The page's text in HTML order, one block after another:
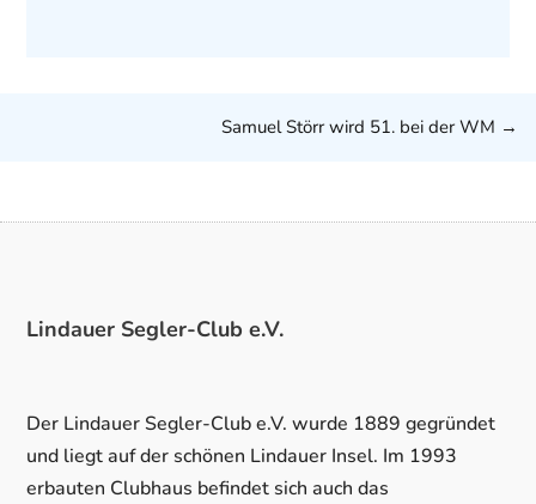
Samuel Störr wird 51. bei der WM →
Lindauer Segler-Club e.V.
Der Lindauer Segler-Club e.V. wurde 1889 gegründet
und liegt auf der schönen Lindauer Insel. Im 1993
erbauten Clubhaus befindet sich auch das